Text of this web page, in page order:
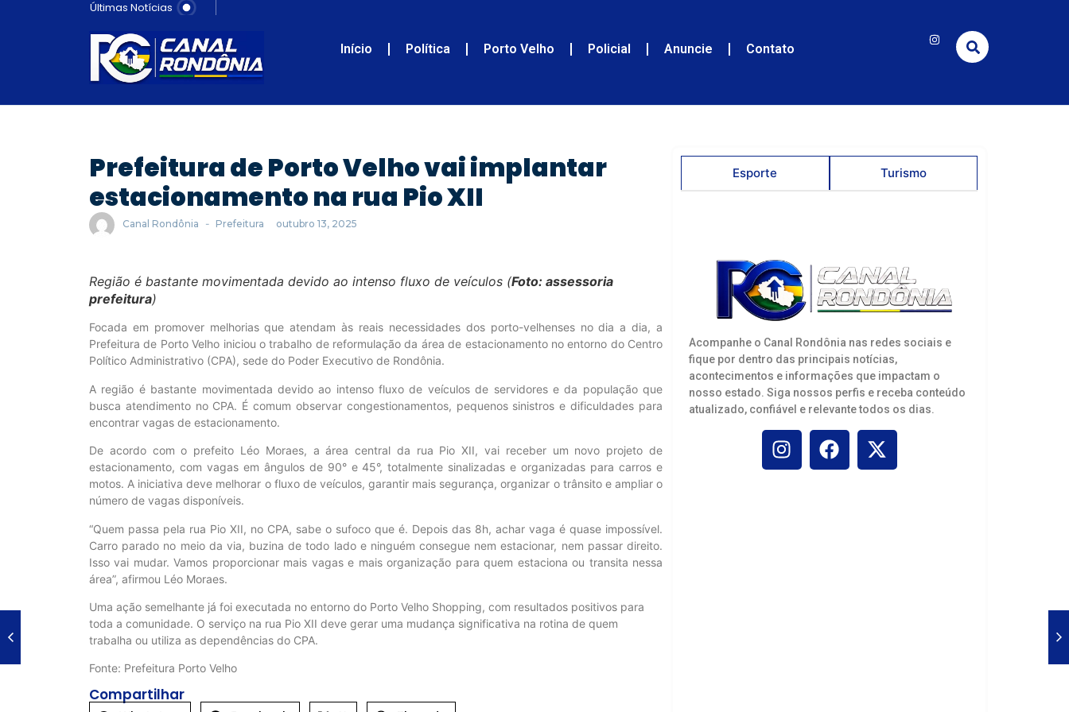
Últimas Notícias
Início Política Porto Velho Policial Anuncie Contato
Prefeitura de Porto Velho vai implantar
estacionamento na rua Pio XII
Canal Rondônia - Prefeitura outubro 13, 2025
Região é bastante movimentada devido ao intenso fluxo de veículos (Foto: assessoria
prefeitura)
Focada em promover melhorias que atendam às reais necessidades dos porto-velhenses no dia a dia, a
Prefeitura de Porto Velho iniciou o trabalho de reformulação da área de estacionamento no entorno do Centro
Político Administrativo (CPA), sede do Poder Executivo de Rondônia.
A região é bastante movimentada devido ao intenso fluxo de veículos de servidores e da população que
busca atendimento no CPA. É comum observar congestionamentos, pequenos sinistros e dificuldades para
encontrar vagas de estacionamento.
De acordo com o prefeito Léo Moraes, a área central da rua Pio XII, vai receber um novo projeto de
estacionamento, com vagas em ângulos de 90° e 45°, totalmente sinalizadas e organizadas para carros e
motos. A iniciativa deve melhorar o fluxo de veículos, garantir mais segurança, organizar o trânsito e ampliar o
número de vagas disponíveis.
“Quem passa pela rua Pio XII, no CPA, sabe o sufoco que é. Depois das 8h, achar vaga é quase impossível.
Carro parado no meio da via, buzina de todo lado e ninguém consegue nem estacionar, nem passar direito.
Isso vai mudar. Vamos proporcionar mais vagas e mais organização para quem estaciona ou transita nessa
área”, afirmou Léo Moraes.
Uma ação semelhante já foi executada no entorno do Porto Velho Shopping, com resultados positivos para
toda a comunidade. O serviço na rua Pio XII deve gerar uma mudança significativa na rotina de quem
trabalha ou utiliza as dependências do CPA.
Fonte: Prefeitura Porto Velho
Compartilhar
Esporte Turismo
Troca de figurinhas reúne famílias em
Porto Velho agora é Capital nacional da
Acompanhe o Canal Rondônia nas redes sociais e
fique por dentro das principais notícias,
acontecimentos e informações que impactam o
nosso estado. Siga nossos perfis e receba conteúdo
atualizado, confiável e relevante todos os dias.